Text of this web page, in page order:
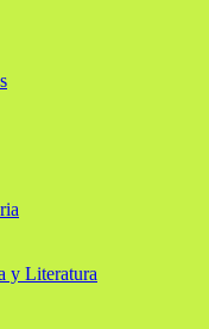
y Literatura